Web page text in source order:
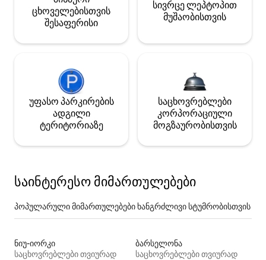
ცხოველებისთვის
შესაფერისი
სივრცე ლეპტოპით
მუშაობისთვის
უფასო პარკირების
ადგილი
ტერიტორიაზე
საცხოვრებლები
კორპორაციული
მოგზაურობისთვის
საინტერესო მიმართულებები
პოპულარული მიმართულებები ხანგრძლივი სტუმრობისთვის
ნიუ-იორკი
საცხოვრებლები თვიურად
ბარსელონა
საცხოვრებლები თვიურად